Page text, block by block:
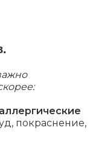
аллергические
покраснение,